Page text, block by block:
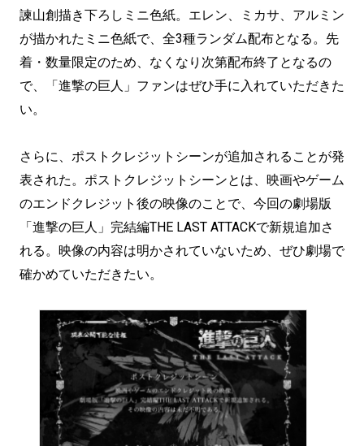
諫山創描き下ろしミニ色紙。エレン、ミカサ、アルミン
が描かれたミニ色紙で、全3種ランダム配布となる。先
着・数量限定のため、なくなり次第配布終了となるの
で、「進撃の巨人」ファンはぜひ手に入れていただきた
い。
さらに、ポストクレジットシーンが追加されることが発
表された。ポストクレジットシーンとは、映画やゲーム
のエンドクレジット後の映像のことで、今回の劇場版
「進撃の巨人」完結編THE LAST ATTACKで新規追加さ
れる。映像の内容は明かされていないため、ぜひ劇場で
確かめていただきたい。